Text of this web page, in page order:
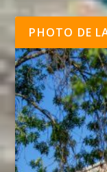
PHOTO DE